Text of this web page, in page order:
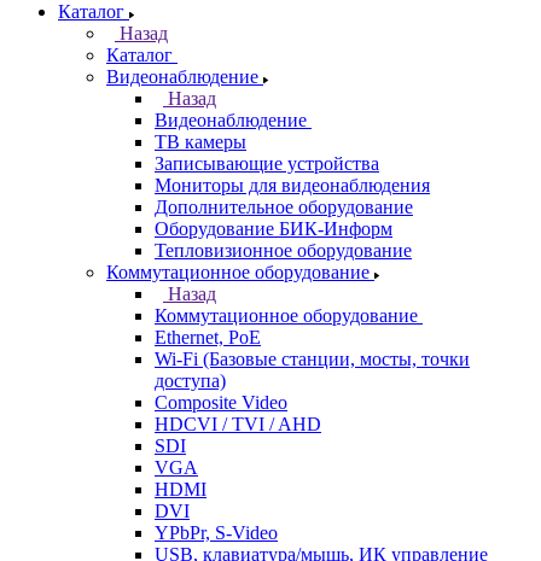
Каталог
Назад
Каталог
Видеонаблюдение
Назад
Видеонаблюдение
ТВ камеры
Записывающие устройства
Мониторы для видеонаблюдения
Дополнительное оборудование
Оборудование БИК-Информ
Тепловизионное оборудование
Коммутационное оборудование
Назад
Коммутационное оборудование
Ethernet, PoE
Wi-Fi (Базовые станции, мосты, точки
доступа)
Composite Video
HDCVI / TVI / AHD
SDI
VGA
HDMI
DVI
YPbPr, S-Video
USB, клавиатура/мышь, ИК управление